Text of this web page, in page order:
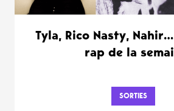
Tyla, Rico Nasty,
rap de la
SORTIES